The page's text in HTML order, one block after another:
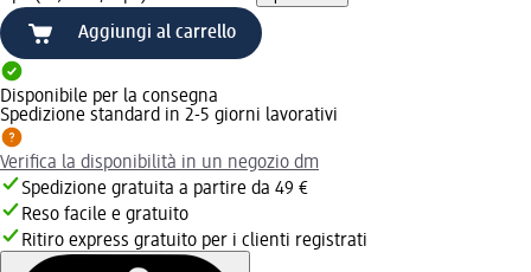
Aggiungi al carrello
Disponibile per la consegna
Spedizione standard in 2-5 giorni lavorativi
Verifica la disponibilità in un negozio dm
Spedizione gratuita a partire da 49 €
Reso facile e gratuito
Ritiro express gratuito per i clienti registrati